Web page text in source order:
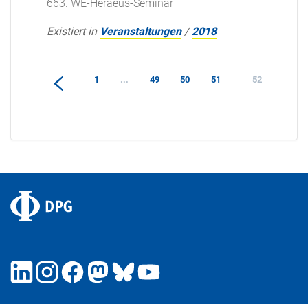
663. WE-Heraeus-Seminar
Existiert in Veranstaltungen /2018
1 ... 49 50 51 52